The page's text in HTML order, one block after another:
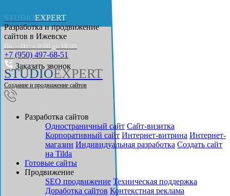
STUDIOEXPERT
Разработка и продвижение
сайтов в Ижевске
Пн. – Пт.: с 9:00 до 18:00
+7 (950) 497-68-51
Заказать звонок
STUDIOEXPERT
Создание и продвижение сайтов
Разработка сайтов
Одностраничный сайт Cайт-визитка
Корпоративный сайт Интернет-витрина Интернет-
магазин Индивидуальная разработка Создать сайт
на Tilda
Готовые сайты
Продвижение
SEO продвижение Техническая поддержка
Доработка сайтов Контекстная реклама